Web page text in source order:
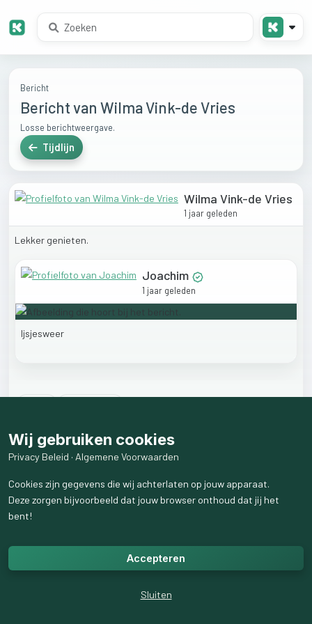
Bericht
Bericht van Wilma Vink-de Vries
Losse berichtweergave.
Tijdlijn
Wilma Vink-de Vries
1 jaar geleden
Lekker genieten.
Joachim
1 jaar geleden
Ijsjesweer
2reacties weergeven
Wij gebruiken cookies
Privacy Beleid · Algemene Voorwaarden
Cookies zijn gegevens die wij achterlaten op jouw apparaat.
Deze zorgen bijvoorbeeld dat jouw browser onthoud dat jij het
bent!
Accepteren
Sluiten